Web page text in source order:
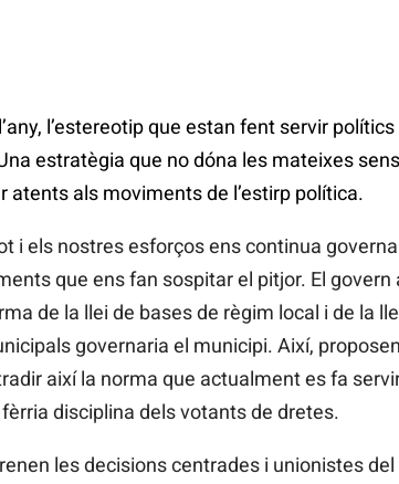
l’estereotip que estan fent servir
estratègia que no dóna les mateixes
als moviments de l’estirp política.
i els nostres esforços ens continua
que ens fan sospitar el pitjor. El
de la llei de bases de règim local i de la
governaria el municipi. Així,
així la norma que actualment es fa
disciplina dels votants de dretes.
les decisions centrades i unionistes